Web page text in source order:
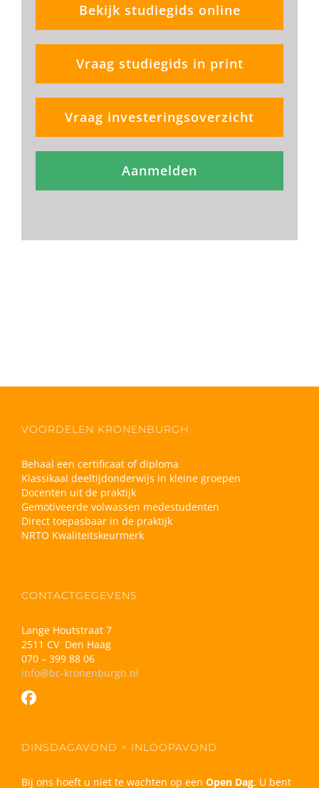
Bekijk studiegids online
Vraag studiegids in print
Vraag investeringsoverzicht
Aanmelden
VOORDELEN KRONENBURGH
Behaal een certificaat of diploma
Klassikaal deeltijdonderwijs in kleine groepen
Docenten uit de praktijk
Gemotiveerde volwassen medestudenten
Direct toepasbaar in de praktijk
NRTO Kwaliteitskeurmerk
CONTACTGEGEVENS
Lange Houtstraat 7
2511 CV Den Haag
070 – 399 88 06
info@bc-kronenburgh.nl
DINSDAGAVOND > INLOOPAVOND
Bij ons hoeft u niet te wachten op een Open Dag. U bent